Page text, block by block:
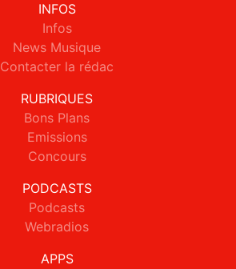
INFOS
Infos
News Musique
Contacter la rédac
RUBRIQUES
Bons Plans
Emissions
Concours
PODCASTS
Podcasts
Webradios
APPS